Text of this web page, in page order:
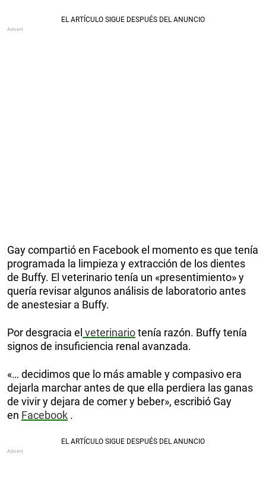
Gay compartió en Facebook el momento es que tenía
programada la limpieza y extracción de los dientes
de Buffy. El veterinario tenía un «presentimiento» y
quería revisar algunos análisis de laboratorio antes
de anestesiar a Buffy.
Por desgracia el veterinariotenía razón. Buffy tenía
signos de insuficiencia renal avanzada.
«… decidimos que lo más amable y compasivo era
dejarla marchar antes de que ella perdiera las ganas
de vivir y dejara de comer y beber», escribió Gay
en Facebook .